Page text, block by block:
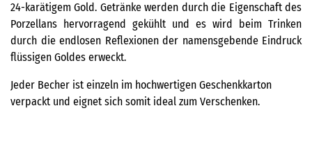
24-karätigem Gold. Getränke werden durch die Eigenschaft des
Porzellans hervorragend gekühlt und es wird beim Trinken
durch die endlosen Reflexionen der namensgebende Eindruck
flüssigen Goldes erweckt.
Jeder Becher ist einzeln im hochwertigen Geschenkkarton
verpackt und eignet sich somit ideal zum Verschenken.